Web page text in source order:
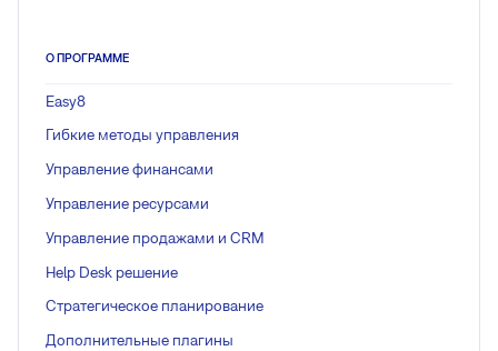
О ПРОГРАММЕ
Easy8
Гибкие методы управления
Управление финансами
Управление ресурсами
Управление продажами и CRM
Help Desk решение
Стратегическое планирование
Дополнительные плагины